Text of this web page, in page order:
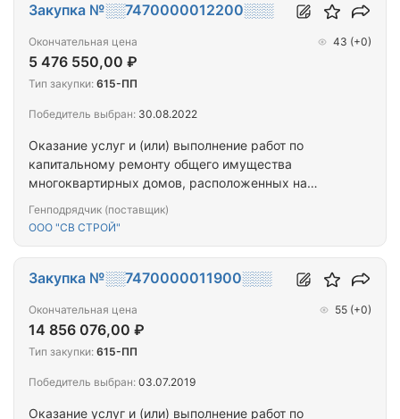
Оказание услуг и (или) выполнение работ по
капитальному ремонту общего имущества
многоквартирных домов, расположенных на
Генподрядчик (поставщик)
ООО "СВ СТРОЙ"
Закупка №░░7470000012200░░░
Окончательная цена
5 476 550,00 ₽
43 (+0)
Тип закупки: 615-ПП
Победитель выбран: 30.08.2022
Оказание услуг и (или) выполнение работ по
Закупка №░░7470000011900░░░
Окончательная цена
14 856 076,00 ₽
55 (+0)
Тип закупки: 615-ПП
Победитель выбран: 03.07.2019